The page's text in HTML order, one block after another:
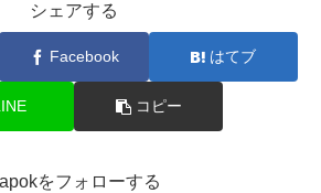
シェアする
Facebook はてブ
コピー
をフォローする